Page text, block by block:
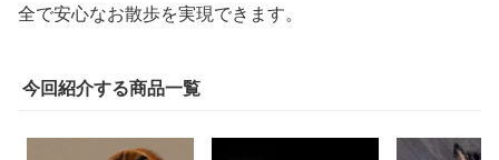
全で安心なお散歩を実現できます。
今回紹介する商品一覧